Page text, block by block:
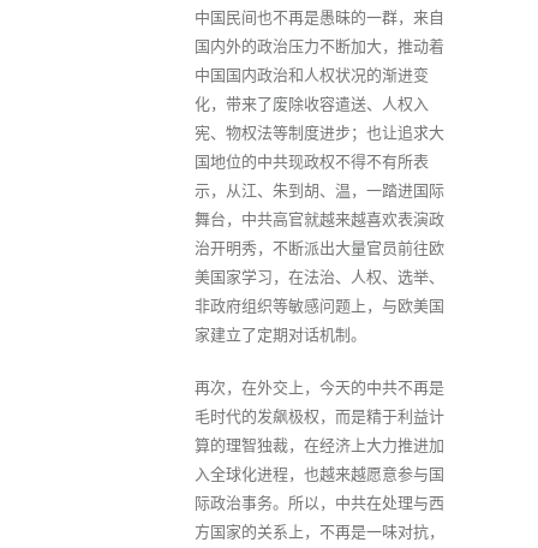
中国民间也不再是愚昧的一群，来自
国内外的政治压力不断加大，推动着
中国国内政治和人权状况的渐进变
化，带来了废除收容遣送、人权入
宪、物权法等制度进步；也让追求大
国地位的中共现政权不得不有所表
示，从江、朱到胡、温，一踏进国际
舞台，中共高官就越来越喜欢表演政
治开明秀，不断派出大量官员前往欧
美国家学习，在法治、人权、选举、
非政府组织等敏感问题上，与欧美国
家建立了定期对话机制。
再次，在外交上，今天的中共不再是
毛时代的发飙极权，而是精于利益计
算的理智独裁，在经济上大力推进加
入全球化进程，也越来越愿意参与国
际政治事务。所以，中共在处理与西
方国家的关系上，不再是一味对抗，